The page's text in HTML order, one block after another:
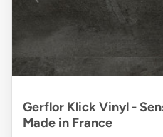
Gerflor Klick Vinyl -
Made in France